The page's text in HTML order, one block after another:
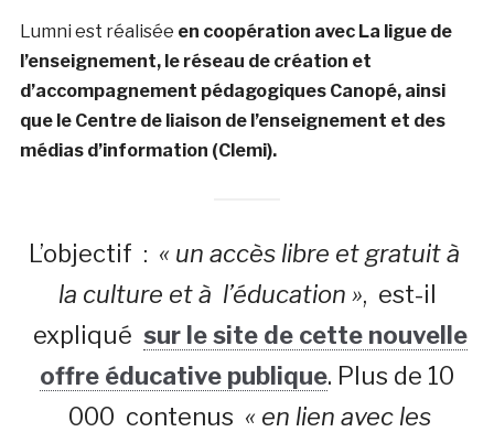
Lumni est réalisée en coopération avec La ligue de
l’enseignement, le réseau de création et
d’accompagnement pédagogiques Canopé, ainsi
que le Centre de liaison de l’enseignement et des
médias d’information (Clemi).
L’objectif : « un accès libre et gratuit à
la culture et à l’éducation », est-il
expliqué sur le site de cette nouvelle
offre éducative publique. Plus de 10
000 contenus « en lien avec les